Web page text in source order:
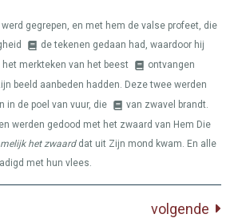
werd gegrepen, en met hem de valse profeet, die
de tekenen gedaan had, waardoor hij
merkteken van het beest
ontvangen
beeld aanbeden hadden. Deze twee werden
in de poel van vuur, die
van zwavel brandt.
werden gedood met het zwaard van Hem Die
het zwaarddat uit Zijn mond kwam. En alle
met hun vlees.
volgende